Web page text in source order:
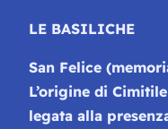
LE BASILICHE
San Felice
L’origine di
legata alla